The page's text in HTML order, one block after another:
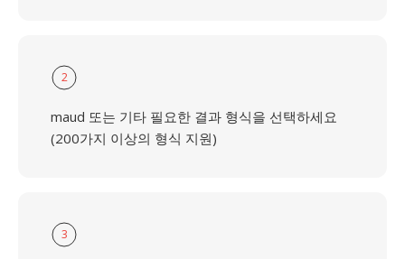
2
maud 또는 기타 필요한 결과 형식을 선택하세요
(200가지 이상의 형식 지원)
3